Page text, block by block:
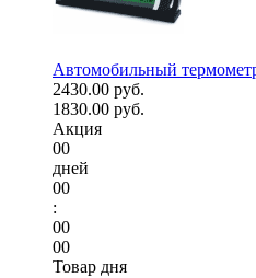
Автомобильный
2430.00 руб.
1830.00 руб.
Акция
00
дней
00
:
00
00
Товар дня